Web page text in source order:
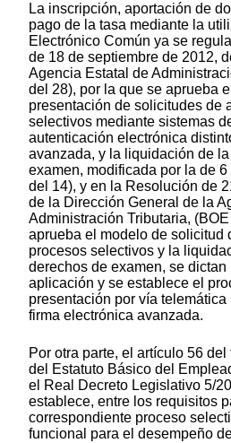
La inscripción, aportación de
pago de la tasa mediante la
Electrónico Común ya se
de 18 de septiembre de 2012,
Agencia Estatal de
del 28), por la que se aprueba
presentación de solicitudes de
selectivos mediante sistemas
autenticación electrónica
avanzada, y la liquidación de
examen, modificada por la de
del 14), y en la Resolución de
de la Dirección General de la
Administración Tributaria,
aprueba el modelo de solicitud
procesos selectivos y la
derechos de examen, se
aplicación y se establece el
presentación por vía
firma electrónica avanzada.
Por otra parte, el artículo 56
del Estatuto Básico del
el Real Decreto Legislativo 5/
establece, entre los requisitos
correspondiente proceso
funcional para el desempeño